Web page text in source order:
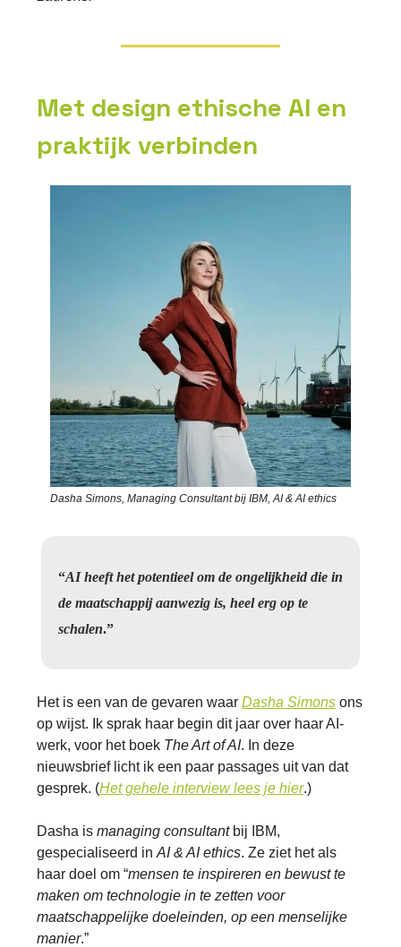
Met design ethische AI en
praktijk verbinden
Dasha Simons, Managing Consultant bij IBM, AI & AI ethics
“AI heeft het potentieel om de ongelijkheid die in
de maatschappij aanwezig is, heel erg op te
schalen.”
Het is een van de gevaren waar Dasha Simons ons
op wijst. Ik sprak haar begin dit jaar over haar AI-
werk, voor het boek The Art of AI. In deze
nieuwsbrief licht ik een paar passages uit van dat
gesprek. (Het gehele interview lees je hier.)
Dasha is managing consultant bij IBM,
gespecialiseerd in AI & AI ethics. Ze ziet het als
haar doel om “mensen te inspireren en bewust te
maken om technologie in te zetten voor
maatschappelijke doeleinden, op een menselijke
manier.”